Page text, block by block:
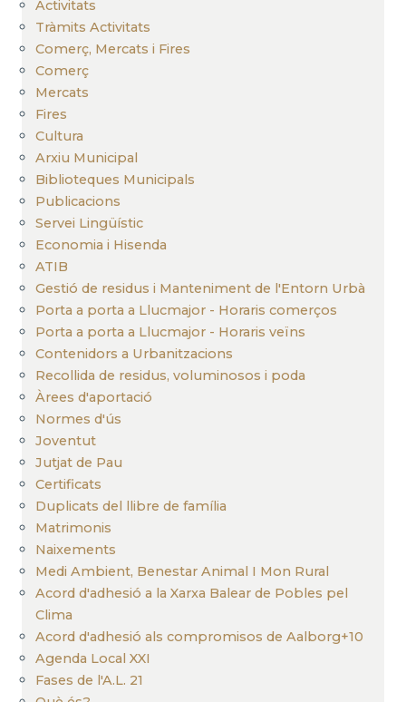
PERFIL
CONTRACTANT
ANUNCIS
Activitats
Tràmits Activitats
Comerç, Mercats i Fires
Comerç
Mercats
Fires
Cultura
Arxiu Municipal
Biblioteques Municipals
Publicacions
Servei Lingüístic
Economia i Hisenda
ATIB
Gestió de residus i Manteniment de l'Entorn Urbà
Porta a porta a Llucmajor - Horaris comerços
Porta a porta a Llucmajor - Horaris veïns
Contenidors a Urbanitzacions
Recollida de residus, voluminosos i poda
Àrees d'aportació
Normes d'ús
Joventut
Jutjat de Pau
Certificats
Duplicats del llibre de família
Matrimonis
Naixements
Medi Ambient, Benestar Animal I Mon Rural
Acord d'adhesió a la Xarxa Balear de Pobles pel
Clima
Acord d'adhesió als compromisos de Aalborg+10
Agenda Local XXI
Fases de l'A.L. 21